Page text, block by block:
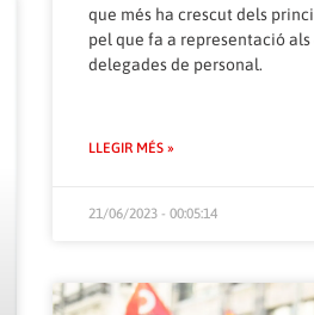
que més ha crescut dels
pel que fa a representació als
delegades de personal.
LLEGIR MÉS »
21/06/2023 - 00:05:14